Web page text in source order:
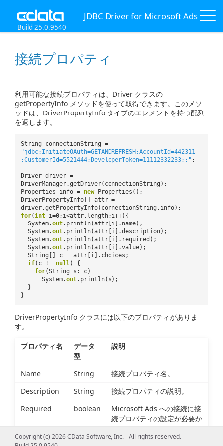
JDBC Driver for Microsoft Ads
Build 25.0.9540
接続プロパティ
利用可能な接続プロパティは、Driver クラスの
getPropertyInfo メソッドを使って取得できます。このメソ
ッドは、DriverPropertyInfo タイプのエレメントを持つ配列
を返します。
String connectionString =
"jdbc:InitiateOAuth=GETANDREFRESH;AccountId=442311
;CustomerId=5521444;DeveloperToken=11112332233;:" ;
Driver driver =
DriverManager.getDriver(connectionString);
Properties info = new
Properties();
DriverPropertyInfo[] attr =
driver.getPropertyInfo(connectionString,info);
for(int i=0;i<attr.length;i++){
System.out.println(attr[i].name);
System.out.println(attr[i].description);
System.out.println(attr[i].required);
System.out.println(attr[i].value);
String[] c = attr[i].choices;
if(c != null) {
for(String s: c)
System.out.println(s);
}
}
DriverPropertyInfo クラスには以下のプロパティがありま
す。
プロパティ名
データ
型
説明
Name String
接続プロパティ名。
Description
String
接続プロパティの説明。
Required
boolean
Microsoft Ads への接続に接
続プロパティの設定が必要か
どうか。
Copyright (c) 2026 CData Software, Inc. - All rights reserved.